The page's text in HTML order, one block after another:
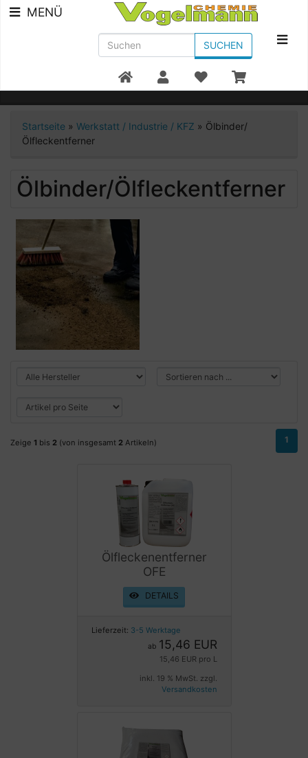
Beratung +49 7951/91300
MENÜ
SUCHEN
Startseite » Werkstatt / Industrie / KFZ » Ölbinder/
Ölfleckentferner
Ölbinder/Ölfleckentferner
Zeige 1 bis 2 (von insgesamt 2 Artikeln) 1
Ölfleckenentferner
OFE
DETAILS
Lieferzeit: 3-5 Werktage
ab 15,46 EUR
15,46 EUR pro L
inkl. 19 % MwSt. zzgl.
Versandkosten